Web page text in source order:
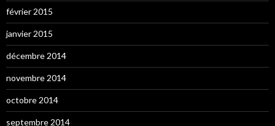
février 2015
janvier 2015
décembre 2014
novembre 2014
octobre 2014
septembre 2014